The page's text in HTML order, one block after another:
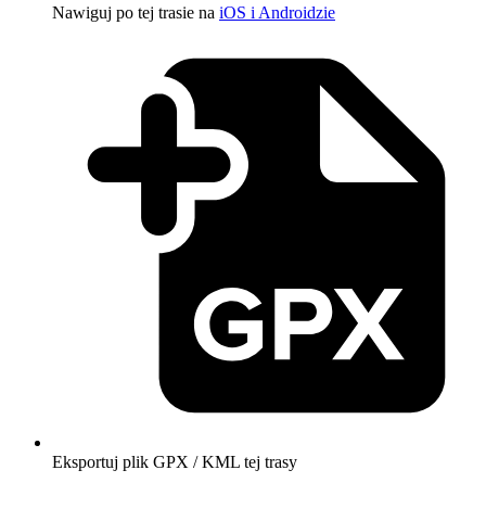
Nawiguj po tej trasie na iOS i Androidzie
Eksportuj plik GPX / KML tej trasy